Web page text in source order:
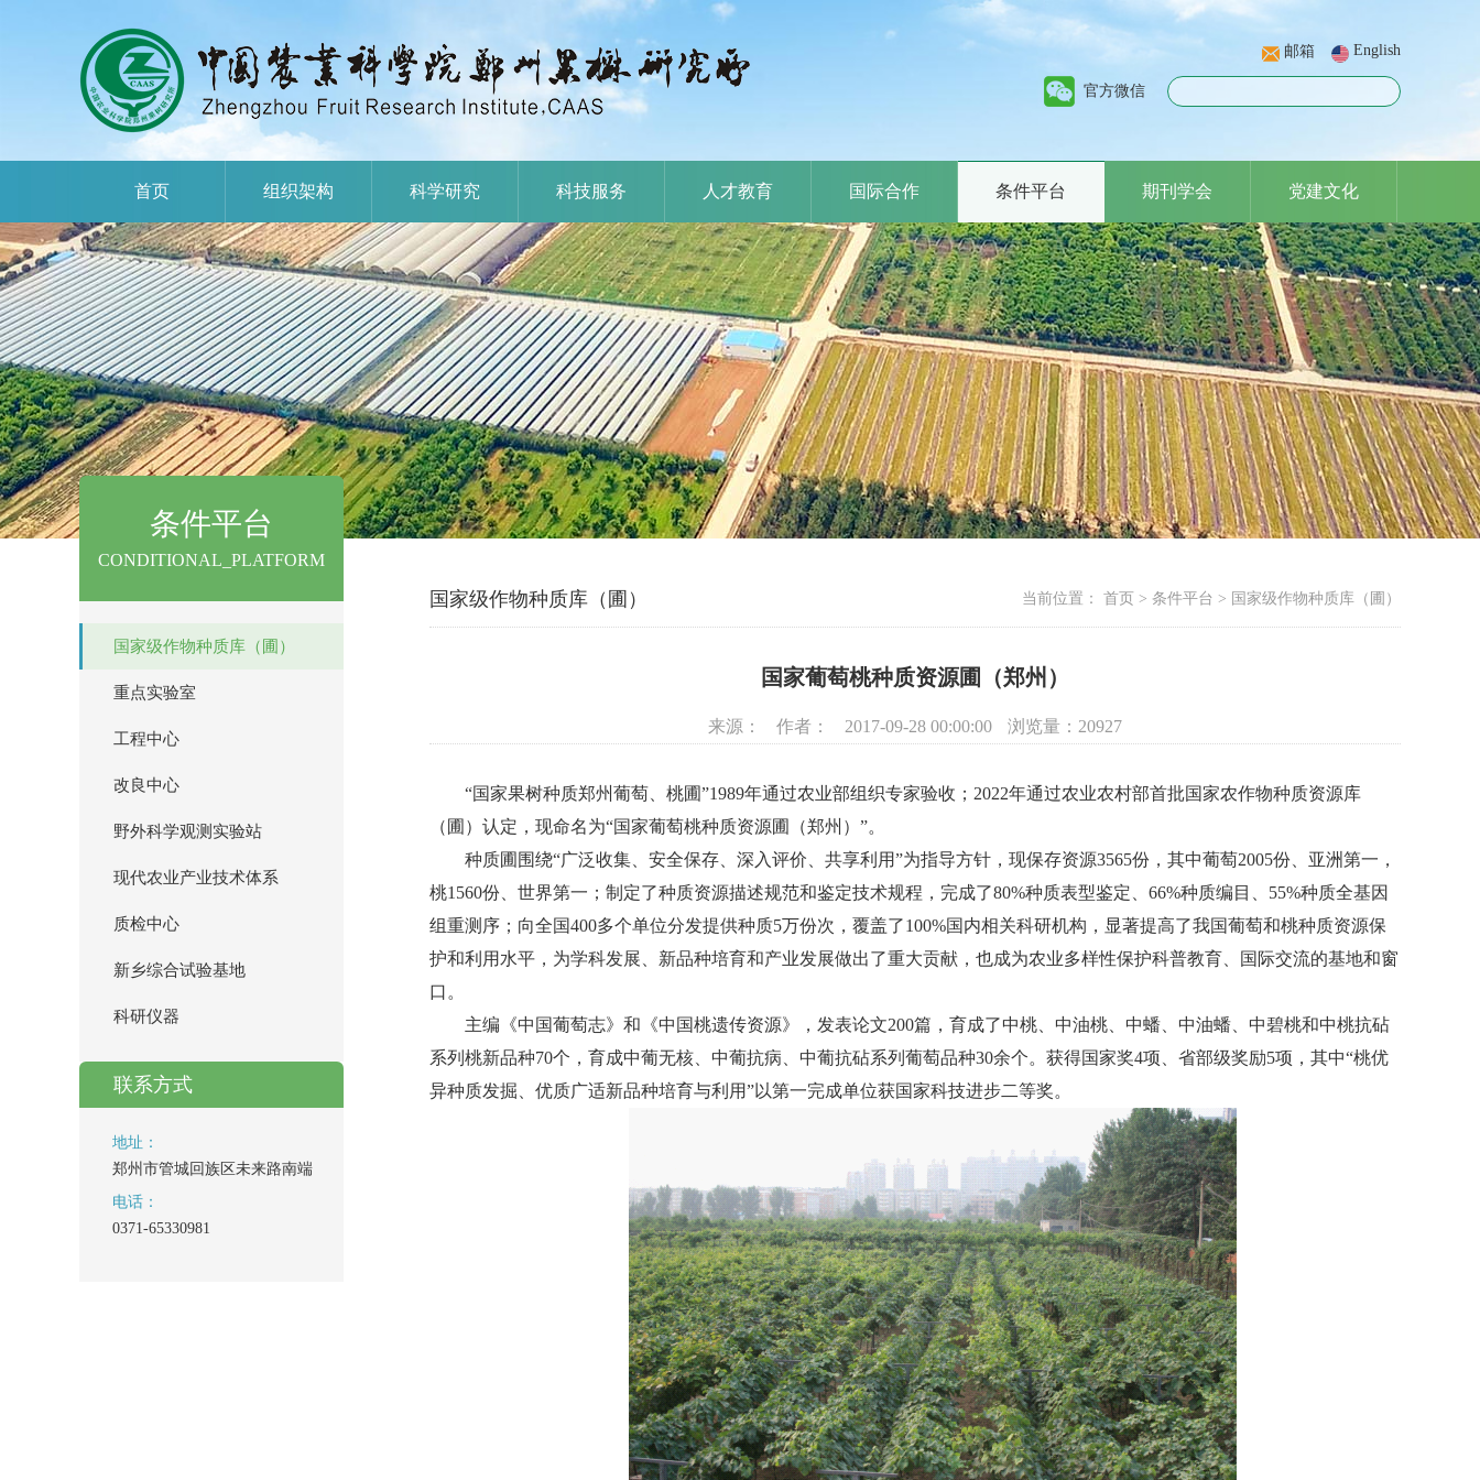
English
邮箱
官方微信
首页 组织架构 科学研究 科技服务 人才教育 国际合作 条件平台 期刊学会 党建文化
条件平台
CONDITIONAL_PLATFORM
国家级作物种质库（圃）
重点实验室
工程中心
改良中心
野外科学观测实验站
现代农业产业技术体系
质检中心
新乡综合试验基地
科研仪器
联系方式
地址：
郑州市管城回族区未来路南端
电话：
0371-65330981
国家级作物种质库（圃） 当前位置： 首页 > 条件平台 > 国家级作物种质库（圃）
国家葡萄桃种质资源圃（郑州）
来源： 作者： 2017-09-28 00:00:00 浏览量： 20927
“国家果树种质郑州葡萄、桃圃”1989年通过农业部组织专家验收；2022年通过农业农村部首批国家农作物种质资源库
（圃）认定，现命名为“国家葡萄桃种质资源圃（郑州）”。
种质圃围绕“广泛收集、安全保存、深入评价、共享利用”为指导方针，现保存资源3565份，其中葡萄2005份、亚洲第一，
桃1560份、世界第一；制定了种质资源描述规范和鉴定技术规程，完成了80%种质表型鉴定、66%种质编目、55%种质全基因
组重测序；向全国400多个单位分发提供种质5万份次，覆盖了100%国内相关科研机构，显著提高了我国葡萄和桃种质资源保
护和利用水平，为学科发展、新品种培育和产业发展做出了重大贡献，也成为农业多样性保护科普教育、国际交流的基地和窗
口。
主编《中国葡萄志》和《中国桃遗传资源》，发表论文200篇，育成了中桃、中油桃、中蟠、中油蟠、中碧桃和中桃抗砧
系列桃新品种70个，育成中葡无核、中葡抗病、中葡抗砧系列葡萄品种30余个。获得国家奖4项、省部级奖励5项，其中“桃优
异种质发掘、优质广适新品种培育与利用”以第一完成单位获国家科技进步二等奖。